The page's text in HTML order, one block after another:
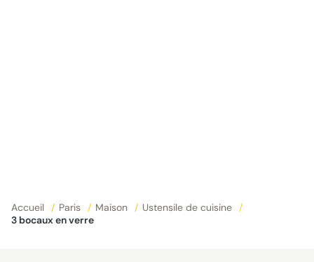
Accueil / Paris / Maison / Ustensile de cuisine
/
3 bocaux en verre